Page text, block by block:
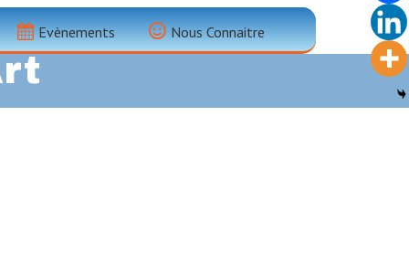
Evènements Nous Connaitre
: